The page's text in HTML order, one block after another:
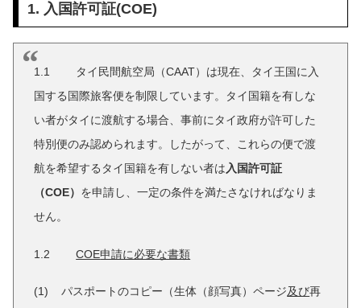
1. 入国許可証(COE)
1.1 タイ民間航空局（CAAT）は現在、タイ王国に入
国する国際旅客便を制限しています。タイ国籍を有しな
い者がタイに渡航する場合、事前にタイ政府が許可した
特別便のみ認められます。したがって、これらの便で渡
航を希望するタイ国籍を有しない者は 入国許可証
（COE） を申請し、一定の条件を満たさなければなりま
せん。
1.2COE申請に必要な書類
(1) パスポートのコピー（生体（顔写真）ページ及び再